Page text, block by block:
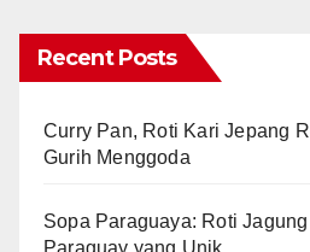
Recent Posts
Curry Pan, Roti Kari Jepang
Gurih Menggoda
Sopa Paraguaya: Roti
Paraguay yang Unik